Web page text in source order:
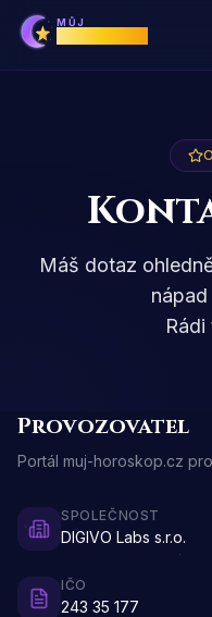
MŮJ
Máš dotaz
Provozovatel
Portál muj-horoskop.cz
SPOLEČNOST
DIGIVO Labs s.r.o.
IČO
243 35 177